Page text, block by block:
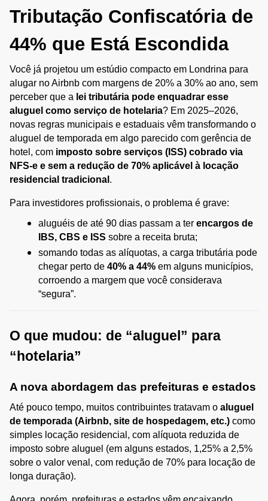
Tributação Confiscatória de
44% que Está Escondida
Você já projetou um estúdio compacto em Londrina para
alugar no Airbnb com margens de 20% a 30% ao ano, sem
perceber que a lei tributária pode enquadrar esse
aluguel como serviço de hotelaria? Em 2025–2026,
novas regras municipais e estaduais vêm transformando o
aluguel de temporada em algo parecido com gerência de
hotel, com imposto sobre serviços (ISS) cobrado via
NFS-e e sem a redução de 70% aplicável à locação
residencial tradicional .
Para investidores profissionais, o problema é grave:
aluguéis de até 90 dias passam a ter encargos de
IBS, CBS e ISS sobre a receita bruta;
somando todas as alíquotas, a carga tributária pode
chegar perto de 40% a 44% em alguns municípios,
corroendo a margem que você considerava
“segura”.
O que mudou: de “aluguel” para
“hotelaria”
A nova abordagem das prefeituras e estados
Até pouco tempo, muitos contribuintes tratavam o aluguel
de temporada (Airbnb, site de hospedagem, etc.) como
simples locação residencial, com alíquota reduzida de
imposto sobre aluguel (em alguns estados, 1,25% a 2,5%
sobre o valor venal, com redução de 70% para locação de
longa duração).